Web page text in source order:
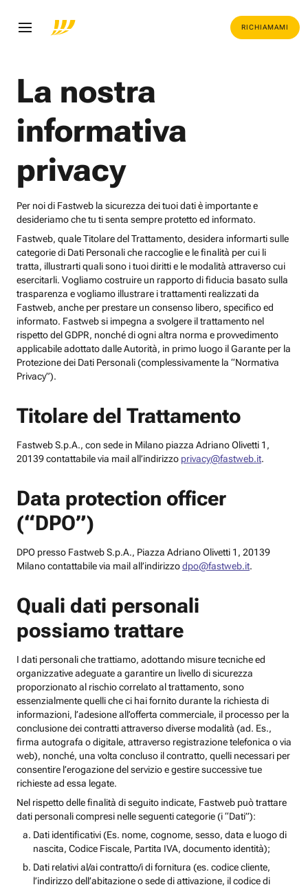
RICHIAMAMI
La nostra
informativa
privacy
Per noi di Fastweb la sicurezza dei tuoi dati è importante e
desideriamo che tu ti senta sempre protetto ed informato.
Fastweb, quale Titolare del Trattamento, desidera informarti sulle
categorie di Dati Personali che raccoglie e le finalità per cui li
tratta, illustrarti quali sono i tuoi diritti e le modalità attraverso cui
esercitarli. Vogliamo costruire un rapporto di fiducia basato sulla
trasparenza e vogliamo illustrare i trattamenti realizzati da
Fastweb, anche per prestare un consenso libero, specifico ed
informato. Fastweb si impegna a svolgere il trattamento nel
rispetto del GDPR, nonché di ogni altra norma e provvedimento
applicabile adottato dalle Autorità, in primo luogo il Garante per la
Protezione dei Dati Personali (complessivamente la “Normativa
Privacy”).
Titolare del Trattamento
Fastweb S.p.A., con sede in Milano piazza Adriano Olivetti 1,
20139 contattabile via mail all’indirizzo privacy@fastweb.it.
Data protection officer
(“DPO”)
DPO presso Fastweb S.p.A., Piazza Adriano Olivetti 1, 20139
Milano contattabile via mail all’indirizzodpo@fastweb.it.
Quali dati personali
possiamo trattare
I dati personali che trattiamo, adottando misure tecniche ed
organizzative adeguate a garantire un livello di sicurezza
proporzionato al rischio correlato al trattamento, sono
essenzialmente quelli che ci hai fornito durante la richiesta di
informazioni, l’adesione all’offerta commerciale, il processo per la
conclusione dei contratti attraverso diverse modalità (ad. Es.,
firma autografa o digitale, attraverso registrazione telefonica o via
web), nonché, una volta concluso il contratto, quelli necessari per
consentire l’erogazione del servizio e gestire successive tue
richieste ad essa legate.
Nel rispetto delle finalità di seguito indicate, Fastweb può trattare
dati personali compresi nelle seguenti categorie (i “Dati”):
Dati identificativi (Es. nome, cognome, sesso, data e luogo di
nascita, Codice Fiscale, Partita IVA, documento identità);
Dati relativi al/ai contratto/i di fornitura (es. codice cliente,
l’indirizzo dell’abitazione o sede di attivazione, il codice di